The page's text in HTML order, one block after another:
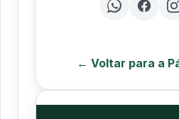
← Voltar para a